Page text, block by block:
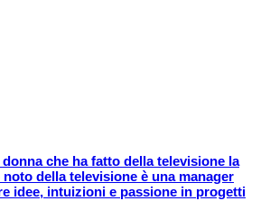
che ha fatto della televisione la
della televisione è una manager
idee, intuizioni e passione in progetti